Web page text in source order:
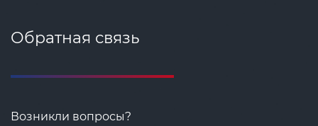
Обратная связь
Возникли вопросы?